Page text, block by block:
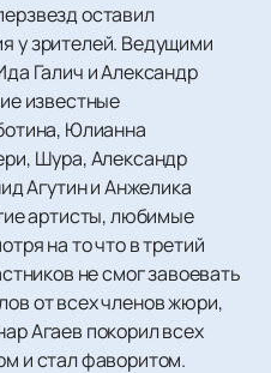
оставил
у зрителей. Ведущими
Галич и Александр
известные
Юлианна
Шура, Александр
Агутин и Анжелика
артисты, любимые
на то что в третий
не смог завоевать
от всех членов жюри,
Агаев покорил всех
и стал фаворитом.